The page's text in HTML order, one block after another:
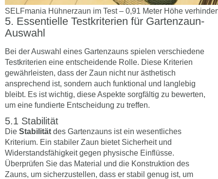
SELFmania Hühnerzaun im Test – 0,91 Meter Höhe
Essentielle Testkriterien für Gartenzaun-
Auswahl
Bei der Auswahl eines Gartenzauns spielen verschiedene
Testkriterien eine entscheidende Rolle. Diese Kriterien
gewährleisten, dass der Zaun nicht nur ästhetisch
ansprechend ist, sondern auch funktional und langlebig
bleibt. Es ist wichtig, diese Aspekte sorgfältig zu bewerten,
um eine fundierte Entscheidung zu treffen.
Stabilität
Die Stabilität des Gartenzauns ist ein wesentliches
Kriterium. Ein stabiler Zaun bietet Sicherheit und
Widerstandsfähigkeit gegen physische Einflüsse.
Überprüfen Sie das Material und die Konstruktion des
Zauns, um sicherzustellen, dass er stabil genug ist, um